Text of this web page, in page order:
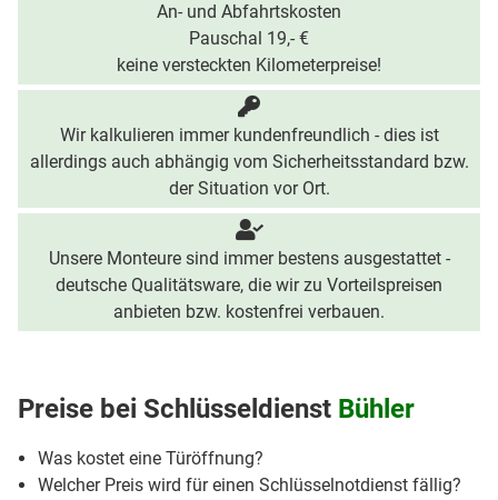
An- und Abfahrtskosten
Pauschal 19,- €
keine versteckten Kilometerpreise!
Wir kalkulieren immer kundenfreundlich - dies ist
allerdings auch abhängig vom Sicherheitsstandard bzw.
der Situation vor Ort.
Unsere Monteure sind immer bestens ausgestattet -
deutsche Qualitätsware, die wir zu Vorteilspreisen
anbieten bzw. kostenfrei verbauen.
Preise bei Schlüsseldienst Bühler
Was kostet eine Türöffnung?
Welcher Preis wird für einen Schlüsselnotdienst fällig?